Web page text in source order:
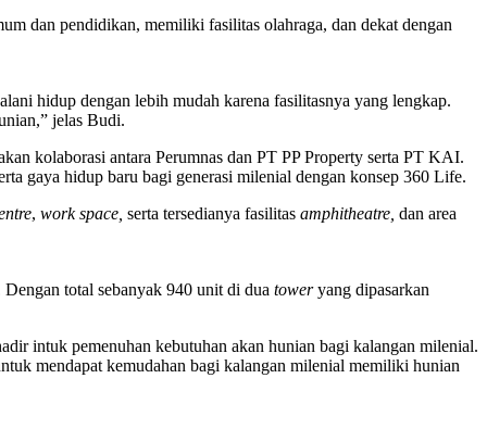
dan pendidikan, memiliki fasilitas olahraga, dan dekat dengan
hidup dengan lebih mudah karena fasilitasnya yang lengkap.
jelas Budi.
kolaborasi antara Perumnas dan PT PP Property serta PT KAI.
gaya hidup baru bagi generasi milenial dengan konsep 360 Life.
, work space, serta tersedianya fasilitas amphitheatre, dan area
total sebanyak 940 unit di dua toweryang dipasarkan
intuk pemenuhan kebutuhan akan hunian bagi kalangan milenial.
mendapat kemudahan bagi kalangan milenial memiliki hunian